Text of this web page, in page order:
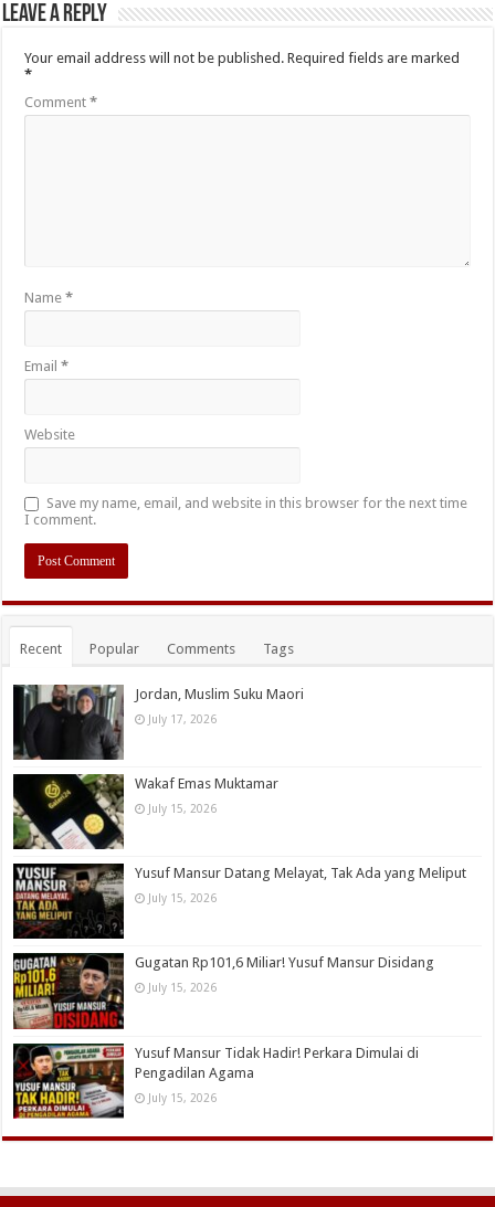
Leave a Reply
Your email address will not be published. Required fields are marked
*
Comment*
Name*
Email*
Website
Save my name, email, and website in this browser for the next time
I comment.
Recent Popular Comments Tags
Jordan, Muslim Suku Maori
July 17, 2026
Wakaf Emas Muktamar
July 15, 2026
Yusuf Mansur Datang Melayat, Tak Ada yang Meliput
July 15, 2026
Gugatan Rp101,6 Miliar! Yusuf Mansur Disidang
July 15, 2026
Yusuf Mansur Tidak Hadir! Perkara Dimulai di
Pengadilan Agama
July 15, 2026